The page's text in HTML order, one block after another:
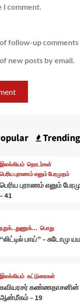
I comment.
follow-up comments
new posts by email.
Trending
இலக்கியம் தொடர்கள்
பெரிய புராணம் எனும் பேரமுதம்
பெரிய புராணம் எனும்
– 41
நறுக்..துணுக்... பொது
“லிட்டில் பாய்” – சுடோமு
இலக்கியம் கட்டுரைகள்
கவியரசர் கண்ணதாசனின்
ஆன்மீகம் – 19